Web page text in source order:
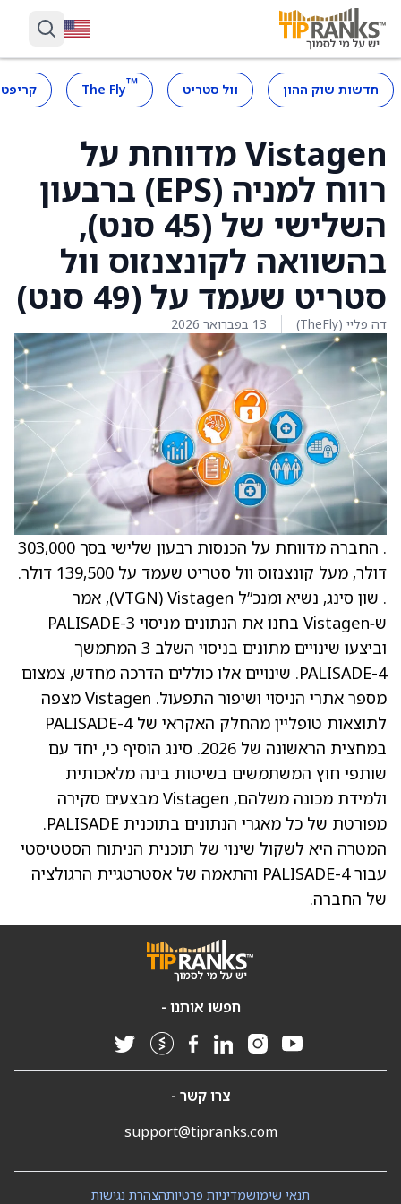
חדשות שוק ההון וול סטריט ™
The Fly
Vistagen מדווחת על
רווח למניה (EPS) ברבעון
השלישי של (45 סנט),
בהשוואה לקונצנזוס וול
סטריט שעמד על (49 סנט)
דה פליי (TheFly) 13 בפברואר 2026
. החברה מדווחת על הכנסות רבעון שלישי בסך 303,000
דולר, מעל קונצנזוס וול סטריט שעמד על 139,500 דולר.
. שון סינג, נשיא ומנכ”ל Vistagen ‏(VTGN), אמר
ש‑Vistagen בחנו את הנתונים מניסוי PALISADE-3
וביצעו שינויים מתונים בניסוי השלב 3 המתמשך
PALISADE-4. שינויים אלו כוללים הדרכה מחדש, צמצום
מספר אתרי הניסוי ושיפור התפעול. Vistagen מצפה
לתוצאות טופליין מהחלק האקראי של PALISADE-4
במחצית הראשונה של 2026. סינג הוסיף כי, יחד עם
שותפי חוץ המשתמשים בשיטות בינה מלאכותית
ולמידת מכונה משלהם, Vistagen מבצעים סקירה
מפורטת של כל מאגרי הנתונים בתוכנית PALISADE.
המטרה היא לשקול שינוי של תוכנית הניתוח הסטטיסטי
עבור PALISADE-4 והתאמה של אסטרטגיית הרגולציה
של החברה.
חפשו אותנו -
צרו קשר -
support@tipranks.com
הצהרת נגישותמדיניות פרטיותתנאי שימוש